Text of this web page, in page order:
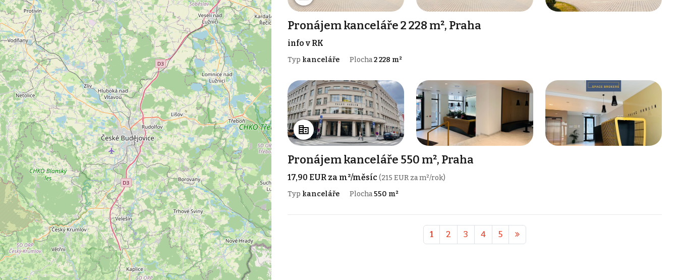
Pronájem kanceláře 2 228 m², Praha
info v RK
Typ kanceláře Plocha2 228 m²
Pronájem kanceláře 550 m², Praha
17,90 EUR za m²/měsíc(215 EUR za m²/rok)
Typ kanceláře Plocha550 m²
1 2 3 4 5